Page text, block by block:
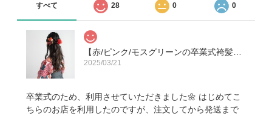
すべて 28 0 0
2025/03/21
卒業式のため、利用させていただきました🌼 はじめてこ
ちらのお店を利用したのですが、注文してから発送まで